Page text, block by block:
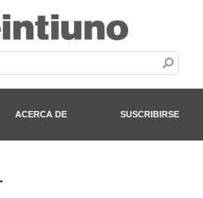
ACERCA DE SUSCRIBIRSE